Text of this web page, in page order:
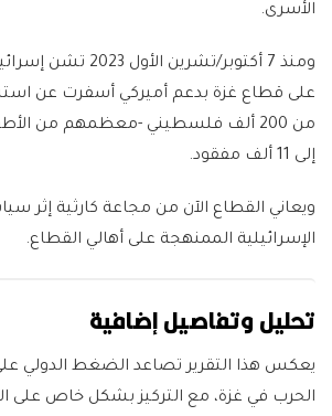
الأسرى.
ومنذ 7 أكتوبر/تشرين
على قطاع غزة بدعم أميركي أسفرت عن
من 200 ألف فلسطيني -معظمهم من
إلى 11 ألف مفقود.
ويعاني القطاع الآن من مجاعة كارثية إثر
الإسرائيلية الممنهجة على أهالي القطاع.
تحليل وتفاصيل إضافية
يعكس هذا التقرير تصاعد الضغط الدولي
الحرب في غزة، مع التركيز بشكل خاص على